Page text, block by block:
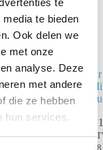
te
te bieden
Ook delen we
met onze
analyse. Deze
met andere
die ze hebben
hun services.